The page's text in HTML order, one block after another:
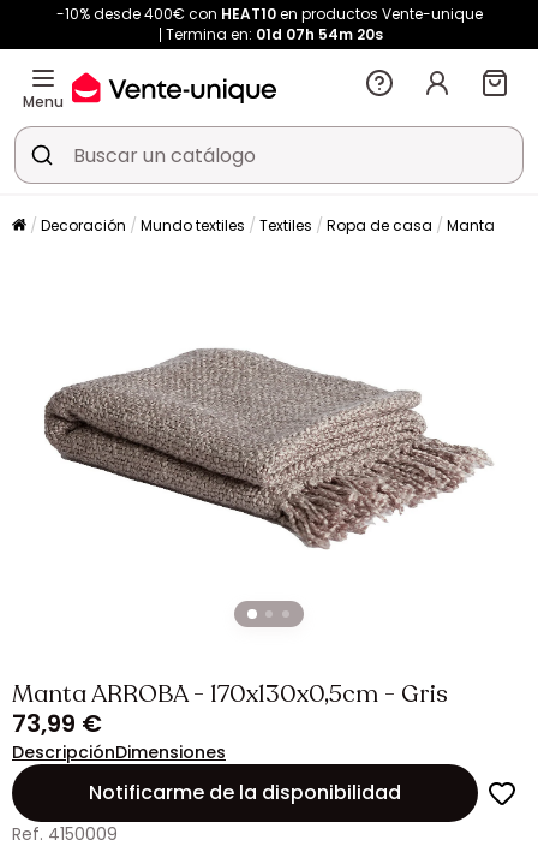
-10% desde 400€ con HEAT10en productos Vente-unique
Termina en: 01d 07h 54m 19s
Menu
Decoración Mundo textiles Textiles Ropa de casa Manta
Manta ARROBA - 170x130x0,5cm - Gris
73,99 €
DescripciónDimensiones
Notificarme de la disponibilidad
Ref. 4150009